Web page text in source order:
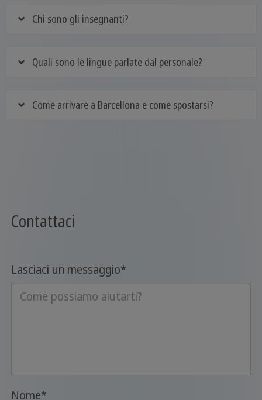
Chi sono gli insegnanti?
Quali sono le lingue parlate dal personale?
Come arrivare a Barcellona e come spostarsi?
Contattaci
Lasciaci un messaggio*
Nome*